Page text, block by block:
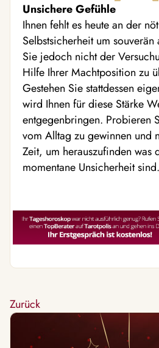
Unsichere Gefühle
Ihnen fehlt es heute an der
Selbstsicherheit um
Sie jedoch nicht der
Hilfe Ihrer Machtposition zu
Gestehen Sie stattdessen
wird Ihnen für diese Stärke
entgegenbringen. Probieren
vom Alltag zu gewinnen und
Zeit, um herauszufinden was
momentane Unsicherheit sind.
Zurück